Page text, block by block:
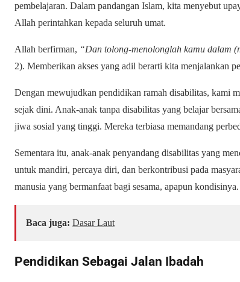
pembelajaran. Dalam pandangan Islam, kita menyebut
Allah perintahkan kepada seluruh umat.
Allah berfirman, “Dan tolong-menolonglah kamu dalam
2). Memberikan akses yang adil berarti kita menjalankan
Dengan mewujudkan pendidikan ramah disabilitas, kami
sejak dini. Anak-anak tanpa disabilitas yang belajar
jiwa sosial yang tinggi. Mereka terbiasa memandang
Sementara itu, anak-anak penyandang disabilitas yang
untuk mandiri, percaya diri, dan berkontribusi pada
manusia yang bermanfaat bagi sesama, apapun kondisinya.
Baca juga: Dasar Laut
Pendidikan Sebagai Jalan Ibadah